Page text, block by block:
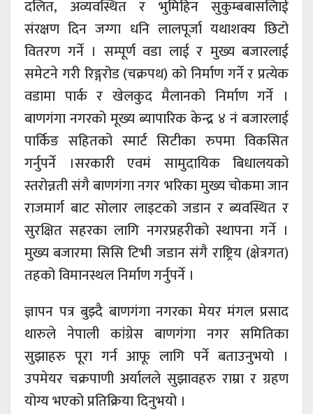
दलित, अव्यवस्थित र भुमिहिन सुकुम्बबासलिाई
संरक्षण दिन जग्गा धनि लालपूर्जा यथाशक्य छिटो
वितरण गर्ने । सम्पूर्ण वडा लाई र मुख्य बजारलाई
समेटने गरी रिङ्गरोड (चक्रपथ) को निर्माण गर्ने र प्रत्येक
वडामा पार्क र खेलकुद मैलानको निर्माण गर्ने ।
बाणगंगा नगरको मूख्य ब्यापारिक केन्द्र ४ नं बजारलाई
पार्किङ सहितको स्मार्ट सिटीका रुपमा विकसित
गर्नुपर्ने ।सरकारी एवमं सामुदायिक बिधालयको
स्तरोन्नती संगै बाणगंगा नगर भरिका मुख्य चोकमा जान
राजमार्ग बाट सोलार लाइटको जडान र ब्यवस्थित र
सुरक्षित सहरका लागि नगरप्रहरीको स्थापना गर्ने ।
मुख्य बजारमा सिसि टिभी जडान संगै राष्ट्रिय (क्षेत्रगत)
तहको विमानस्थल निर्माण गर्नुपर्ने ।
ज्ञापन पत्र बुझ्दै बाणगंगा नगरका मेयर मंगल प्रसाद
थारुले नेपाली कांग्रेस बाणगंगा नगर समितिका
सुझाहरु पूरा गर्न आफू लागि पर्ने बताउनुभयो ।
उपमेयर चक्रपाणी अर्यालले सुझावहरु राम्रा र ग्रहण
योग्य भएको प्रतिक्रिया दिनुभयो ।